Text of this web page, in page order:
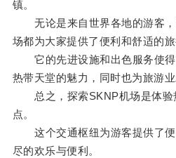
镇。
无论是来自世界各地的游客，
场都为大家提供了便利和舒适的旅
它的先进设施和出色服务使得
热带天堂的魅力，同时也为旅游
总之，探索SKNP机场是体验
点。
这个交通枢纽为游客提供了便
尽的欢乐与便利。